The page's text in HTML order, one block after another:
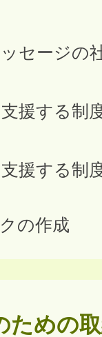
セージの
援する制
援する制
の作成
ための